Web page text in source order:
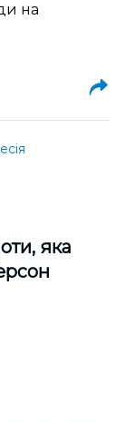
на
яка